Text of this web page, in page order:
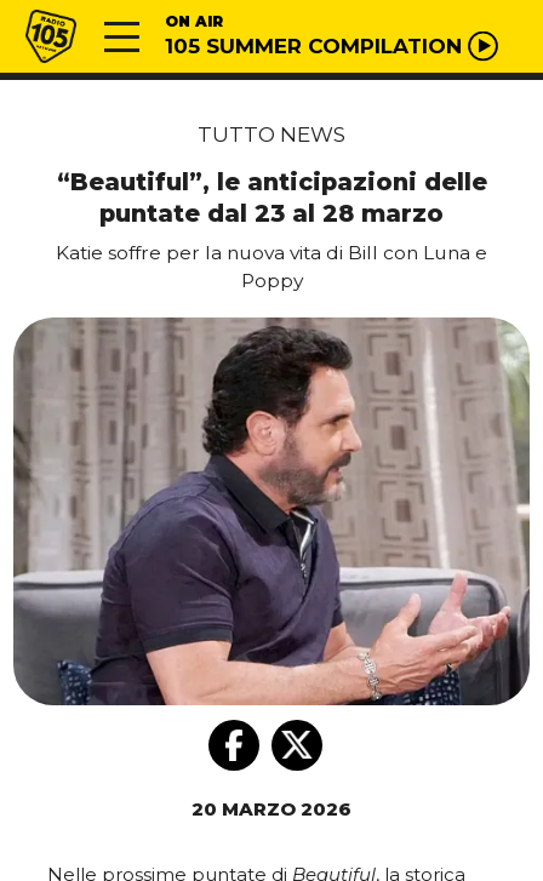
Vai al contenuto
Radio 105 ON AIR
105 SUMMER COMPILATION
TUTTO NEWS
“Beautiful”, le anticipazioni delle
puntate dal 23 al 28 marzo
Katie soffre per la nuova vita di Bill con Luna e
Poppy
20 MARZO 2026
Nelle prossime puntate di Beautiful, la storica